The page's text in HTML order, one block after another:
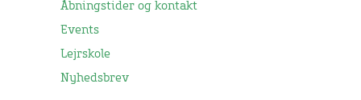
Åbningstider og kontakt
Events
Lejrskole
Nyhedsbrev